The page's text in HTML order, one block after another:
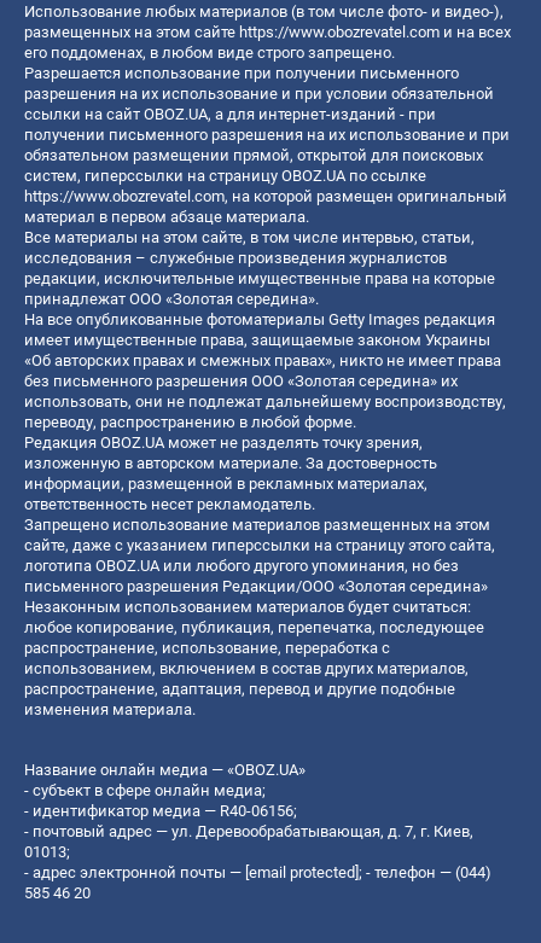
Использование любых материалов (в том числе фото- и видео-),
размещенных на этом сайте https://www.obozrevatel.com и на всех
его поддоменах, в любом виде строго запрещено.
Разрешается использование при получении письменного
разрешения на их использование и при условии обязательной
ссылки на сайт OBOZ.UA, а для интернет-изданий - при
получении письменного разрешения на их использование и при
обязательном размещении прямой, открытой для поисковых
систем, гиперссылки на страницу OBOZ.UA по ссылке
https://www.obozrevatel.com, на которой размещен оригинальный
материал в первом абзаце материала.
Все материалы на этом сайте, в том числе интервью, статьи,
исследования – служебные произведения журналистов
редакции, исключительные имущественные права на которые
принадлежат ООО «Золотая середина».
На все опубликованные фотоматериалы Getty Images редакция
имеет имущественные права, защищаемые законом Украины
«Об авторских правах и смежных правах», никто не имеет права
без письменного разрешения ООО «Золотая середина» их
использовать, они не подлежат дальнейшему воспроизводству,
переводу, распространению в любой форме.
Редакция OBOZ.UA может не разделять точку зрения,
изложенную в авторском материале. За достоверность
информации, размещенной в рекламных материалах,
ответственность несет рекламодатель.
Запрещено использование материалов размещенных на этом
сайте, даже с указанием гиперссылки на страницу этого сайта,
логотипа OBOZ.UA или любого другого упоминания, но без
письменного разрешения Редакции/ООО «Золотая середина»
Незаконным использованием материалов будет считаться:
любое копирование, публикация, перепечатка, последующее
распространение, использование, переработка с
использованием, включением в состав других материалов,
распространение, адаптация, перевод и другие подобные
изменения материала.
Название онлайн медиа — «OBOZ.UA»
- субъект в сфере онлайн медиа;
- идентификатор медиа — R40-06156;
- почтовый адрес — ул. Деревообрабатывающая, д. 7, г. Киев,
01013;
- адрес электронной почты — [email protected]; - телефон — (044)
585 46 20